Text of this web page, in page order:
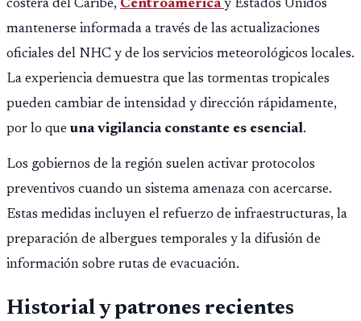
costera del Caribe, Centroamérica y Estados Unidos
mantenerse informada a través de las actualizaciones
oficiales del NHC y de los servicios meteorológicos locales.
La experiencia demuestra que las tormentas tropicales
pueden cambiar de intensidad y dirección rápidamente,
por lo que una vigilancia constante es esencial.
Los gobiernos de la región suelen activar protocolos
preventivos cuando un sistema amenaza con acercarse.
Estas medidas incluyen el refuerzo de infraestructuras, la
preparación de albergues temporales y la difusión de
información sobre rutas de evacuación.
Historial y patrones recientes